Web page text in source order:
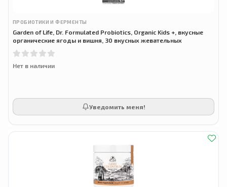
ПРОБИОТИКИ И ФЕРМЕНТЫ
Garden of Life, Dr. Formulated Probiotics, Organic Kids +, вкусные
органические ягоды и вишня, 30 вкусных жевательных
Нет в наличии
Уведомить меня!